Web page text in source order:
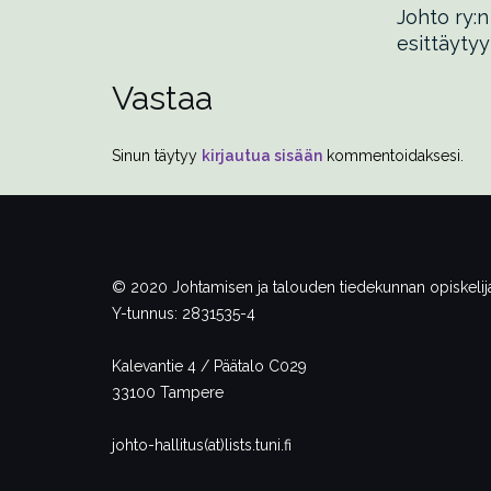
Johto
esittäytyy
Vastaa
Sinun täytyy kirjautua sisään kommentoidaksesi.
© 2020 Johtamisen ja talouden tiedekunnan
Y-tunnus: 2831535-4
Kalevantie 4 / Päätalo C029
33100 Tampere
johto-hallitus(at)lists.tuni.fi